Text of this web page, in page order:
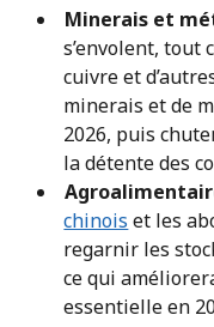
Minerais et
s’envolent, tout
cuivre et
minerais et de
2026, puis
la détente des
chinois et les
regarnir les
ce qui
essentielle en